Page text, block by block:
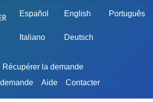
Sélectionnez votre langue
Español English Português
Italiano Deutsch
Récupérer la demande
Aide Contacter